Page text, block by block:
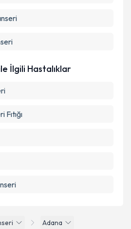
Adana
İlgili Hastalıklar